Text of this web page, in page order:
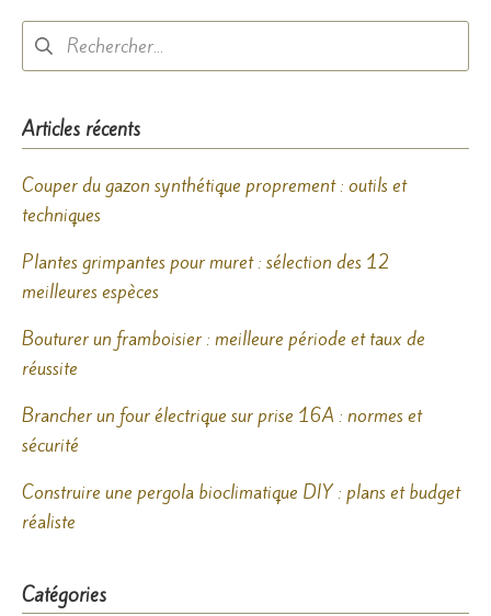
Rechercher :
Articles récents
Couper du gazon synthétique proprement : outils et
techniques
Plantes grimpantes pour muret : sélection des 12
meilleures espèces
Bouturer un framboisier : meilleure période et taux de
réussite
Brancher un four électrique sur prise 16A : normes et
sécurité
Construire une pergola bioclimatique DIY : plans et budget
réaliste
Catégories